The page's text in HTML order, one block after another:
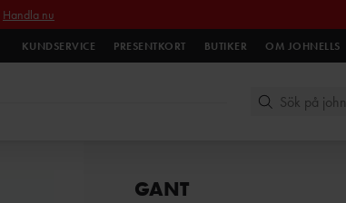
Handla nu
KUNDSERVICE PRESENTKORT BUTIKER OM JOHNELLS
GANT